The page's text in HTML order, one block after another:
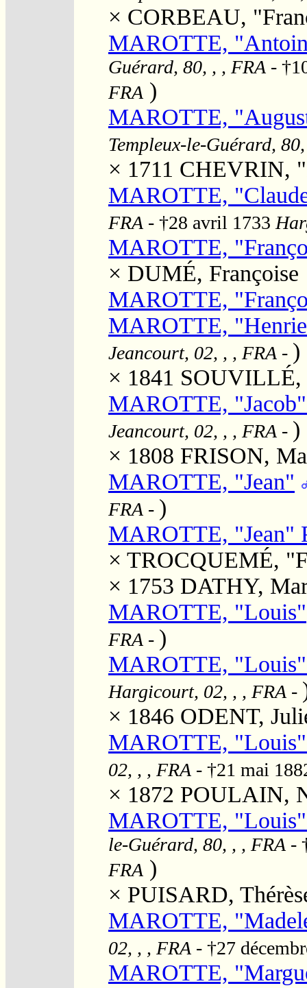
× CORBEAU,
MAROTTE,
Guérard, 80, , , FRA -
FRA )
MAROTTE,
Templeux-le-Guérard,
× 1711 CHEVRIN,
MAROTTE,
FRA - †28 avril 1733
MAROTTE,
× DUMÉ, Françoise
MAROTTE,
MAROTTE,
Jeancourt, 02, , , FRA - )
× 1841 SOUVILLÉ,
MAROTTE,
Jeancourt, 02, , , FRA - )
× 1808 FRISON,
MAROTTE, "Jean"
FRA - )
MAROTTE, "Jean"
× TROCQUEMÉ,
× 1753 DATHY,
MAROTTE, "Louis"
FRA - )
MAROTTE, "Louis"
Hargicourt, 02, , , FRA -
× 1846 ODENT,
MAROTTE,
02, , , FRA - †21 mai
× 1872 POULAIN,
MAROTTE,
le-Guérard, 80, , , FRA -
FRA )
× PUISARD,
MAROTTE,
02, , , FRA - †27
MAROTTE,